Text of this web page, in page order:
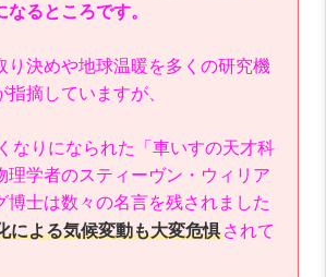
るところです。
り決めや地球温暖を多くの研究機
摘していますが、
なりになられた「車いすの天才科
理学者のスティーヴン・ウィリア
博士は数々の名言を残されました
による気候変動も大変危惧されて